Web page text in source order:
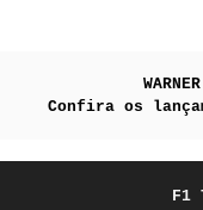
Confira os
F1